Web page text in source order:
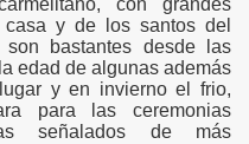
con grandes
y de los santos del
bastantes desde las
edad de algunas además
y en invierno el frio,
para las ceremonias
señalados de más